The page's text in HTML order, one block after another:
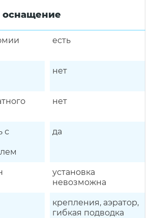
есть
нет
нет
с
да
установка
невозможна
крепления, аэратор,
гибкая подводка